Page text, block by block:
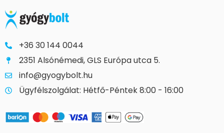
+36 30 144 0044
2351 Alsónémedi, GLS Európa utca 5.
info@gyogybolt.hu
Ügyfélszolgálat: Hétfő-Péntek 8:00 - 16:00